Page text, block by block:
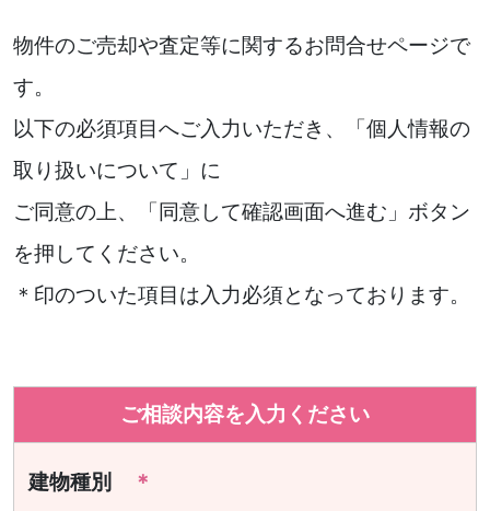
物件のご売却や査定等に関するお問合せページで
す。
以下の必須項目へご入力いただき、「個人情報の
取り扱いについて」に
ご同意の上、「同意して確認画面へ進む」ボタン
を押してください。
＊印のついた項目は入力必須となっております。
ご相談内容を入力ください
建物種別 ＊